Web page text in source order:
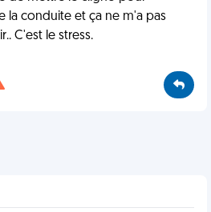
la conduite et ça ne m'a pas
C'est le stress.